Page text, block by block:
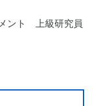
ント 上級研究員